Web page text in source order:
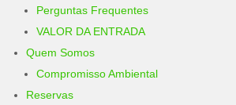
Perguntas Frequentes
VALOR DA ENTRADA
Quem Somos
Compromisso Ambiental
Reservas